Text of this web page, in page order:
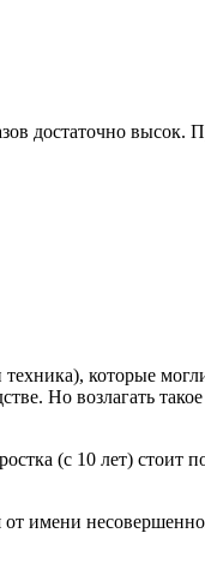
достаточно высок.
техника), которые
Но возлагать
(с 10 лет) стоит
имени